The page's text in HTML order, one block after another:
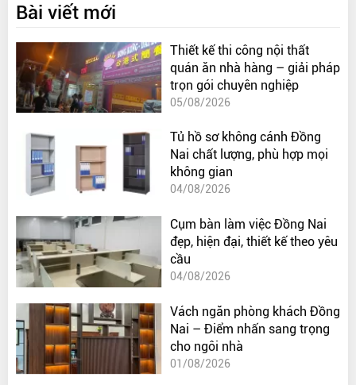
Bài viết mới
Thiết kế thi công nội thất
quán ăn nhà hàng – giải pháp
trọn gói chuyên nghiệp
05/08/2026
Tủ hồ sơ không cánh Đồng
Nai chất lượng, phù hợp mọi
không gian
04/08/2026
Cụm bàn làm việc Đồng Nai
đẹp, hiện đại, thiết kế theo yêu
cầu
04/08/2026
Vách ngăn phòng khách Đồng
Nai – Điểm nhấn sang trọng
cho ngôi nhà
01/08/2026